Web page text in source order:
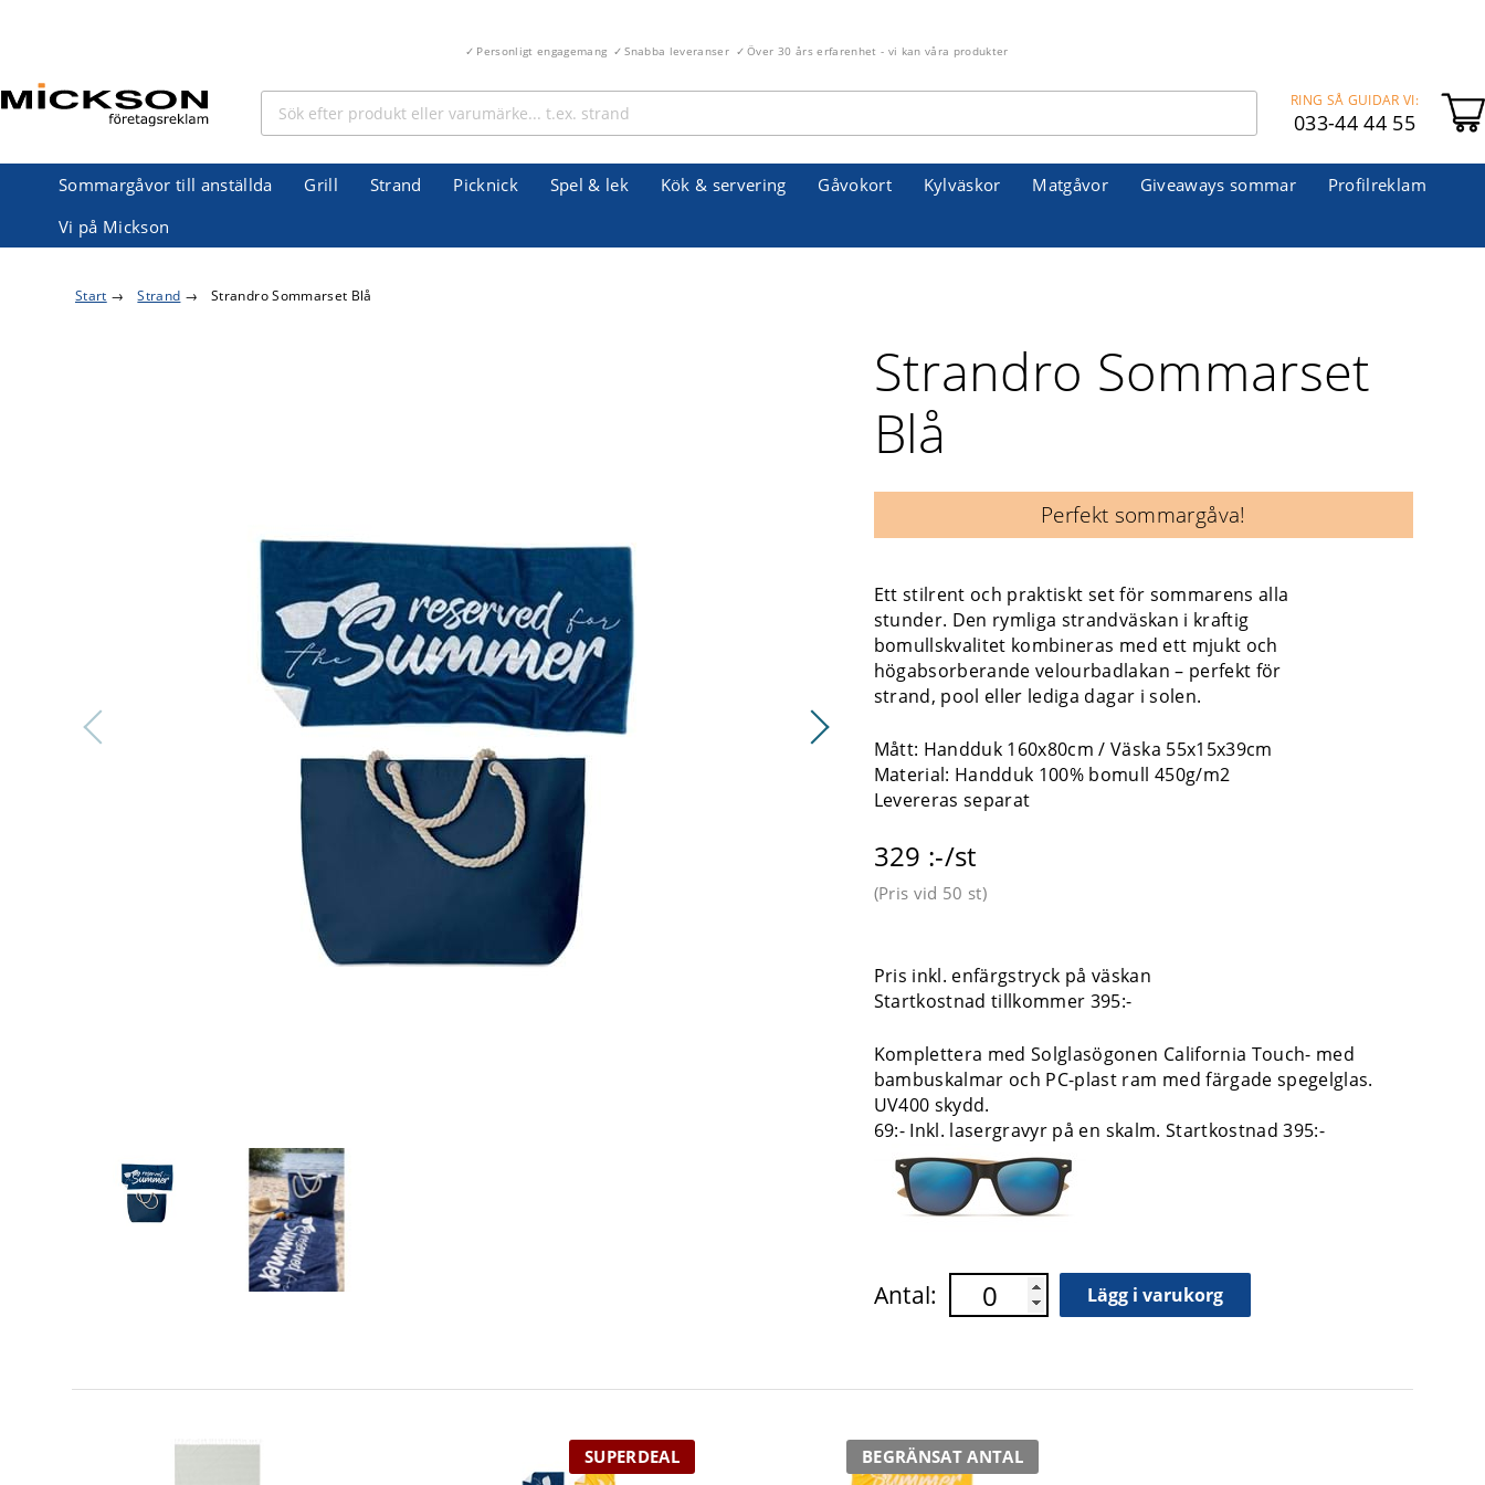
Personligt engagemang Snabba leveranser Över 30 års erfarenhet - vi kan våra produkter
RING SÅ GUIDAR VI:
033-44 44 55
Sommargåvor till anställda Grill Strand Picknick Spel & lek Kök & servering Gåvokort Kylväskor Matgåvor Giveaways sommar
Profilreklam
Vi på Mickson
Start → Strand → Strandro Sommarset Blå
Strandro Sommarset
Blå
Perfekt sommargåva!
Ett stilrent och praktiskt set för sommarens alla
stunder. Den rymliga strandväskan i kraftig
bomullskvalitet kombineras med ett mjukt och
högabsorberande velourbadlakan – perfekt för
strand, pool eller lediga dagar i solen.
Mått: Handduk 160x80cm / Väska 55x15x39cm
Material: Handduk 100% bomull 450g/m2
Levereras separat
329 :-/st
(Pris vid 50 st)
Pris inkl. enfärgstryck på väskan
Startkostnad tillkommer 395:-
Komplettera med Solglasögonen California Touch- med
bambuskalmar och PC-plast ram med färgade spegelglas.
UV400 skydd.
69:- Inkl. lasergravyr på en skalm. Startkostnad 395:-
Antal: Lägg i varukorg
SUPERDEAL BEGRÄNSAT ANTAL